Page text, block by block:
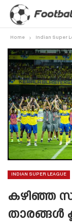
Home Indian Super
INDIAN SUPER LEAGUE
കഴിഞ്ഞ
താരങ്ങൾ